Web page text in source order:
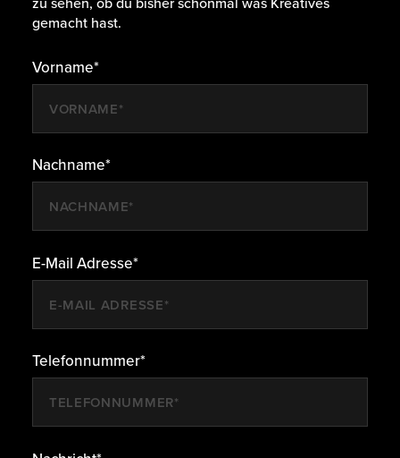
gemacht hast.
Vorname*
Nachname*
E-Mail Adresse*
Telefonnummer*